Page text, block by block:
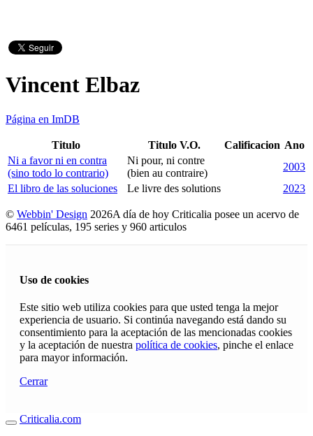
Vincent Elbaz
Página en ImDB
Titulo Titulo V.O. Calificacion Ano
Ni a favor ni en contra
(sino todo lo contrario)
Ni pour, ni contre
(bien au contraire)
2003
El libro de las soluciones
Le livre des solutions 2023
© Webbin' Design 2026A día de hoy Criticalia posee un acervo de
6461 películas, 195 series y 960 articulos
Uso de cookies
Este sitio web utiliza cookies para que usted tenga la mejor
experiencia de usuario. Si continúa navegando está dando su
consentimiento para la aceptación de las mencionadas cookies
y la aceptación de nuestra política de cookies, pinche el enlace
para mayor información.
Cerrar
Criticalia.com